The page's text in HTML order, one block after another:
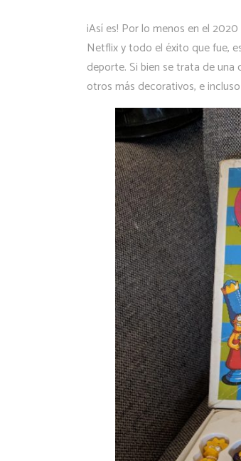
¡Así es! Por lo menos en el
Netflix y todo el éxito que fue,
deporte. Si bien se trata de
otros más decorativos, e